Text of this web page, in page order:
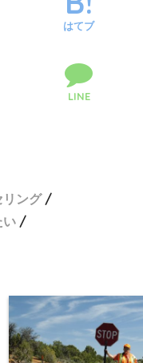
はてブ
LINE
リング
い